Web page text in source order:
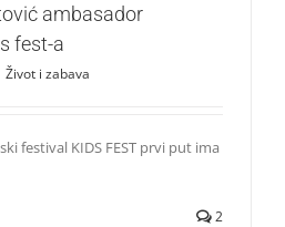
ambasador
fest-a
Život i zabava
festival KIDS FEST prvi put ima
2